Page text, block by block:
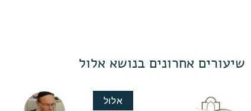
שיעורים אחרונים בנושא אלול
אלול